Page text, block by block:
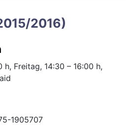
2016)
h, Freitag, 14:30 – 16:00 h,
1905707